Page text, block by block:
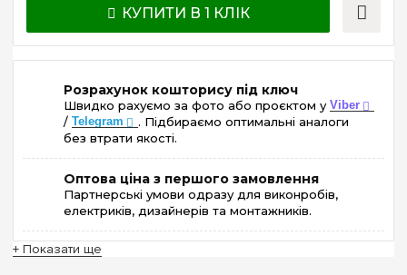
КУПИТИ В 1 КЛІК
Розрахунок кошторису під ключ
Швидко рахуємо за фото або проєктом у Viber
/ Telegram
. Підбираємо оптимальні аналоги
без втрати якості.
Оптова ціна з першого замовлення
Партнерські умови одразу для виконробів,
електриків, дизайнерів та монтажників.
+ Показати ще